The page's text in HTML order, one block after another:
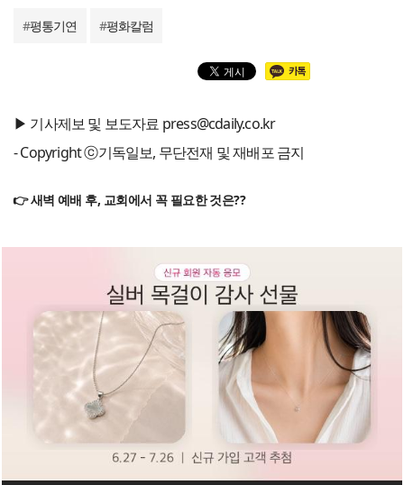
#평통기연 #평화칼럼
▶ 기사제보 및 보도자료 press@cdaily.co.kr
- Copyright ⓒ기독일보, 무단전재 및 재배포 금지
👉 새벽 예배 후, 교회에서 꼭 필요한 것은??